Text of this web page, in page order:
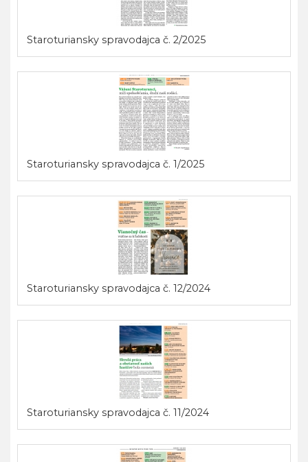
Staroturiansky spravodajca č. 2/2025
Staroturiansky spravodajca č. 1/2025
Staroturiansky spravodajca č. 12/2024
Staroturiansky spravodajca č. 11/2024